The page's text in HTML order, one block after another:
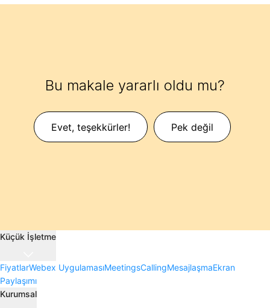
Bu makale yararlı oldu mu?
Evet, teşekkürler! Pek değil
Küçük İşletme
FiyatlarWebex UygulamasıMeetingsCallingMesajlaşmaEkran
Paylaşımı
Kurumsal